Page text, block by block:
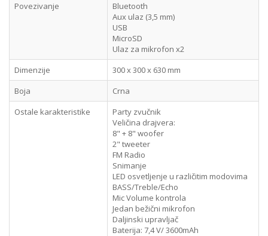
Povezivanje
Bluetooth
Aux ulaz (3,5 mm)
USB
MicroSD
Ulaz za mikrofon x2
Dimenzije
300 x 300 x 630 mm
Boja
Crna
Ostale karakteristike
Party zvučnik
Veličina drajvera:
8" + 8" woofer
2" tweeter
FM Radio
Snimanje
LED osvetljenje u različitim modovima
BASS/Treble/Echo
Mic Volume kontrola
Jedan bežični mikrofon
Daljinski upravljač
Baterija: 7,4 V/ 3600mAh